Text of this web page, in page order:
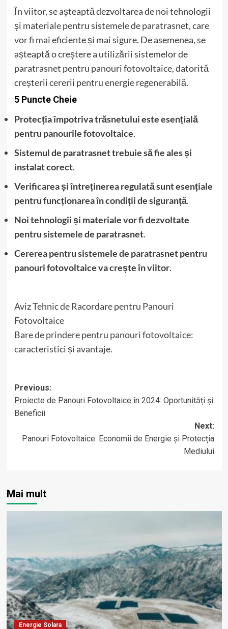
În viitor, se așteaptă dezvoltarea de noi tehnologii
și materiale pentru sistemele de paratrasnet, care
vor fi mai eficiente și mai sigure. De asemenea, se
așteaptă o creștere a utilizării sistemelor de
paratrasnet pentru panouri fotovoltaice, datorită
creșterii cererii pentru energie regenerabilă.
5 Puncte Cheie
Protecția împotriva trăsnetului este esențială
pentru panourile fotovoltaice.
Sistemul de paratrasnet trebuie să fie ales și
instalat corect.
Verificarea și întreținerea regulată sunt esențiale
pentru funcționarea în condiții de siguranță.
Noi tehnologii și materiale vor fi dezvoltate
pentru sistemele de paratrasnet.
Cererea pentru sistemele de paratrasnet pentru
panouri fotovoltaice va crește în viitor.
Aviz Tehnic de Racordare pentru Panouri
Fotovoltaice
Bare de prindere pentru panouri fotovoltaice:
caracteristici și avantaje.
Post
navigation
Previous:
Proiecte de Panouri Fotovoltaice în 2024: Oportunități și
Beneficii
Next:
Panouri Fotovoltaice: Economii de Energie și Protecția
Mediului
Mai mult
Energie Solara